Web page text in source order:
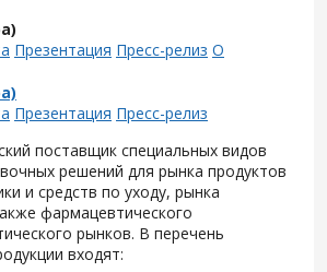
Презентация Пресс-релиз О
Презентация Пресс-релиз
поставщик специальных видов
решений для рынка продуктов
и средств по уходу, рынка
фармацевтического
рынков. В перечень
входят: